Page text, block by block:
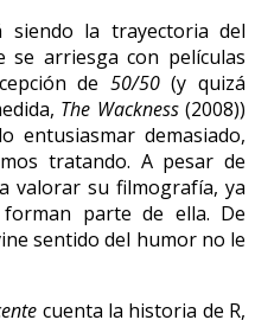
la trayectoria del
se arriesga con películas
de 50/50(y quizá
The Wackness(2008))
entusiasmar demasiado,
tratando. A pesar de
valorar su filmografía, ya
parte de ella. De
sentido del humor no le
cuenta la historia de R,